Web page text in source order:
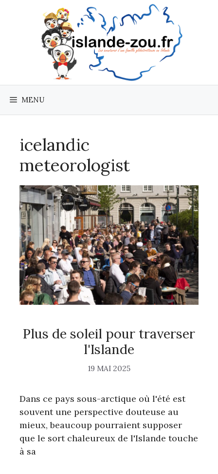
MENU
icelandic
meteorologist
Plus de soleil pour traverser
l'Islande
19 MAI 2025
Dans ce pays sous-arctique où l'été est
souvent une perspective douteuse au
mieux, beaucoup pourraient supposer
que le sort chaleureux de l'Islande touche
à sa